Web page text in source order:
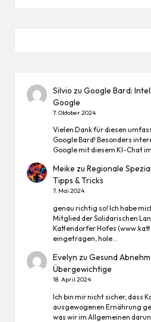
Silvio zuGoogle Bard:
Google
7. Oktober 2024
Vielen Dank für diesen
Google Bard! Besonders
Google mit diesem KI-Chat
Meike zuRegionale
Tipps & Tricks
7. Mai 2024
genau richtig so! Ich habe
Mitglied der Solidarischen
Kattendorfer Hofes
eingetragen, hole…
Evelyn zuGesund
Übergewichtige
18. April 2024
Ich bin mir nicht sicher, dass
ausgewogenen Ernährung
was wir im Allgemeinen